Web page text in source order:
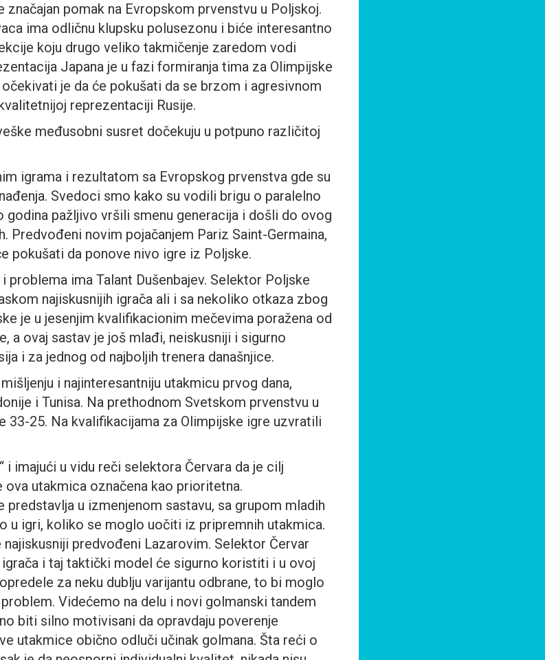
pomak na Evropskom prvenstvu u Poljskoj.
ima odličnu klupsku polusezonu i biće interesantno
koju drugo veliko takmičenje zaredom vodi
Japana je u fazi formiranja tima za Olimpijske
je da će pokušati da se brzom i agresivnom
reprezentaciji Rusije.
međusobni susret dočekuju u potpuno različitoj
igrama i rezultatom sa Evropskog prvenstva gde su
Svedoci smo kako su vodili brigu o paralelno
godina pažljivo vršili smenu generacija i došli do ovog
Predvođeni novim pojačanjem Pariz Saint-Germaina,
pokušati da ponove nivo igre iz Poljske.
problema ima Talant Dušenbajev. Selektor Poljske
najiskusnijih igrača ali i sa nekoliko otkaza zbog
je u jesenjim kvalifikacionim mečevima poražena od
a ovaj sastav je još mlađi, neiskusniji i sigurno
i za jednog od najboljih trenera današnjice.
i najinteresantniju utakmicu prvog dana,
i Tunisa. Na prethodnom Svetskom prvenstvu u
33-25. Na kvalifikacijama za Olimpijske igre uzvratili
i imajući u vidu reči selektora Červara da je cilj
ova utakmica označena kao prioritetna.
predstavlja u izmenjenom sastavu, sa grupom mladih
u igri, koliko se moglo uočiti iz pripremnih utakmica.
predvođeni Lazarovim. Selektor Červar
i taj taktički model će sigurno koristiti i u ovoj
za neku dublju varijantu odbrane, to bi moglo
Videćemo na delu i novi golmanski tandem
biti silno motivisani da opravdaju poverenje
utakmice obično odluči učinak golmana. Šta reći o